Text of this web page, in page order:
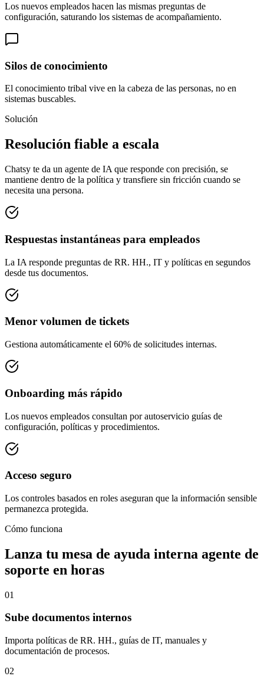
Los nuevos empleados hacen las mismas preguntas de
configuración, saturando los sistemas de acompañamiento.
Silos de conocimiento
El conocimiento tribal vive en la cabeza de las personas, no en
sistemas buscables.
Solución
Resolución fiable a escala
Chatsy te da un agente de IA que responde con precisión, se
mantiene dentro de la política y transfiere sin fricción cuando se
necesita una persona.
Respuestas instantáneas para empleados
La IA responde preguntas de RR. HH., IT y políticas en segundos
desde tus documentos.
Menor volumen de tickets
Gestiona automáticamente el 60% de solicitudes internas.
Onboarding más rápido
Los nuevos empleados consultan por autoservicio guías de
configuración, políticas y procedimientos.
Acceso seguro
Los controles basados en roles aseguran que la información sensible
permanezca protegida.
Cómo funciona
Lanza tu mesa de ayuda interna agente de
soporte en horas
01
Sube documentos internos
Importa políticas de RR. HH., guías de IT, manuales y
documentación de procesos.
02